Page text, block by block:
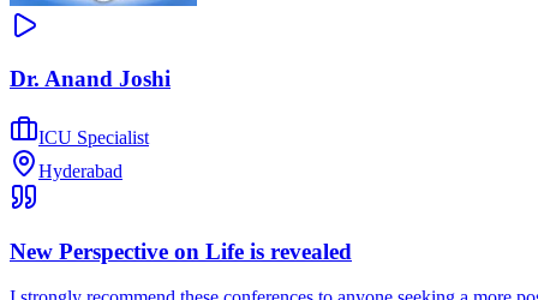
Dr. Anand Joshi
ICU Specialist
Hyderabad
New Perspective on Life is revealed